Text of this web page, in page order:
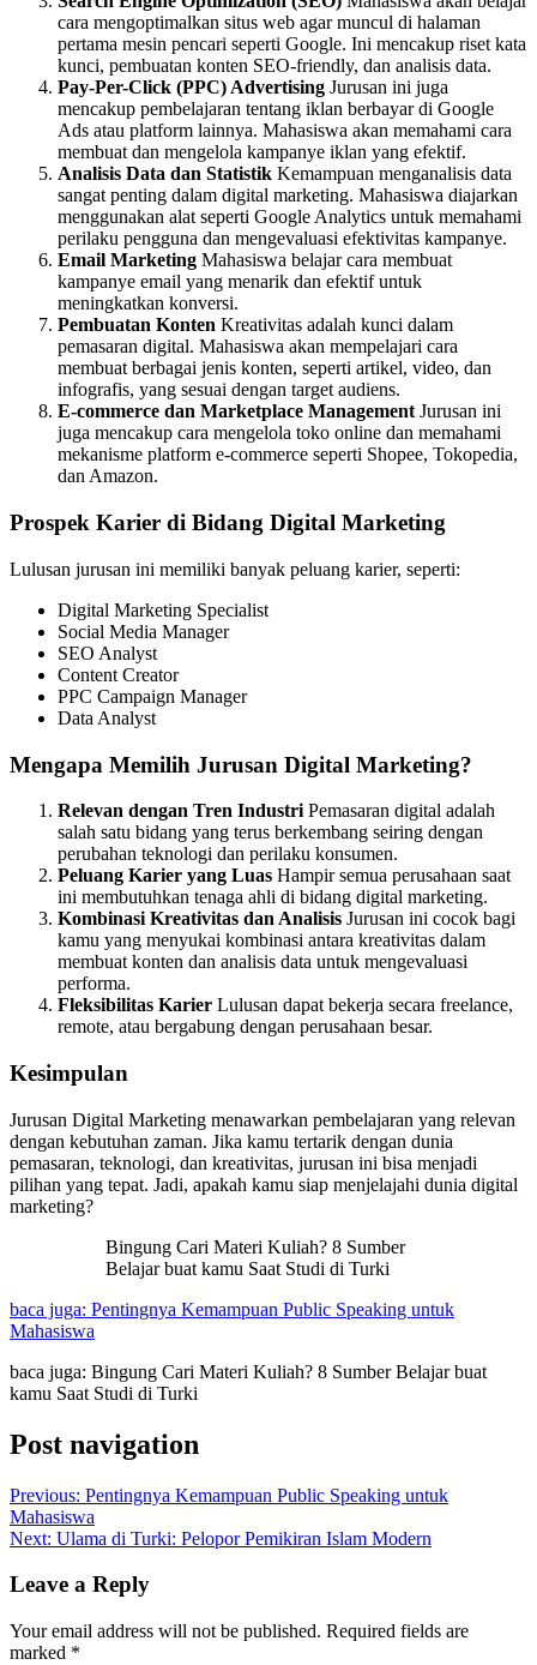
cara mengoptimalkan situs web agar muncul di halaman
pertama mesin pencari seperti Google. Ini mencakup riset kata
kunci, pembuatan konten SEO-friendly, dan analisis data.
Pay-Per-Click (PPC) Advertising Jurusan ini juga
mencakup pembelajaran tentang iklan berbayar di Google
Ads atau platform lainnya. Mahasiswa akan memahami cara
membuat dan mengelola kampanye iklan yang efektif.
Analisis Data dan Statistik Kemampuan menganalisis data
sangat penting dalam digital marketing. Mahasiswa diajarkan
menggunakan alat seperti Google Analytics untuk memahami
perilaku pengguna dan mengevaluasi efektivitas kampanye.
Email Marketing Mahasiswa belajar cara membuat
kampanye email yang menarik dan efektif untuk
meningkatkan konversi.
Pembuatan Konten Kreativitas adalah kunci dalam
pemasaran digital. Mahasiswa akan mempelajari cara
membuat berbagai jenis konten, seperti artikel, video, dan
infografis, yang sesuai dengan target audiens.
E-commerce dan Marketplace ManagementJurusan ini
juga mencakup cara mengelola toko online dan memahami
mekanisme platform e-commerce seperti Shopee, Tokopedia,
dan Amazon.
Prospek Karier di Bidang Digital Marketing
Lulusan jurusan ini memiliki banyak peluang karier, seperti:
Digital Marketing Specialist
Social Media Manager
SEO Analyst
Content Creator
PPC Campaign Manager
Data Analyst
Mengapa Memilih Jurusan Digital Marketing?
Relevan dengan Tren Industri Pemasaran digital adalah
salah satu bidang yang terus berkembang seiring dengan
perubahan teknologi dan perilaku konsumen.
Peluang Karier yang Luas Hampir semua perusahaan saat
ini membutuhkan tenaga ahli di bidang digital marketing.
Kombinasi Kreativitas dan Analisis Jurusan ini cocok bagi
kamu yang menyukai kombinasi antara kreativitas dalam
membuat konten dan analisis data untuk mengevaluasi
performa.
Fleksibilitas Karier Lulusan dapat bekerja secara freelance,
remote, atau bergabung dengan perusahaan besar.
Kesimpulan
Jurusan Digital Marketing menawarkan pembelajaran yang relevan
dengan kebutuhan zaman. Jika kamu tertarik dengan dunia
pemasaran, teknologi, dan kreativitas, jurusan ini bisa menjadi
pilihan yang tepat. Jadi, apakah kamu siap menjelajahi dunia digital
marketing?
Bingung Cari Materi Kuliah? 8 Sumber
Belajar buat kamu Saat Studi di Turki
baca juga: Pentingnya Kemampuan Public Speaking untuk
Mahasiswa
baca juga: Bingung Cari Materi Kuliah? 8 Sumber Belajar buat
kamu Saat Studi di Turki
Post navigation
Previous: Pentingnya Kemampuan Public Speaking untuk
Mahasiswa
Next: Ulama di Turki: Pelopor Pemikiran Islam Modern
Leave a Reply
Your email address will not be published. Required fields are
marked *